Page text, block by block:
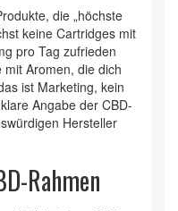
die „höchste
keine Cartridges mit
pro Tag zufrieden
Aromen, die dich
ist Marketing, kein
Angabe der CBD-
Hersteller
Rahmen